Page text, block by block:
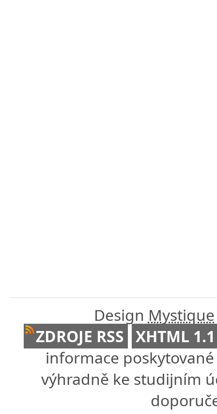
Design Mystique
ZDROJE RSS XHTML 1.1
informace
výhradně ke studijním